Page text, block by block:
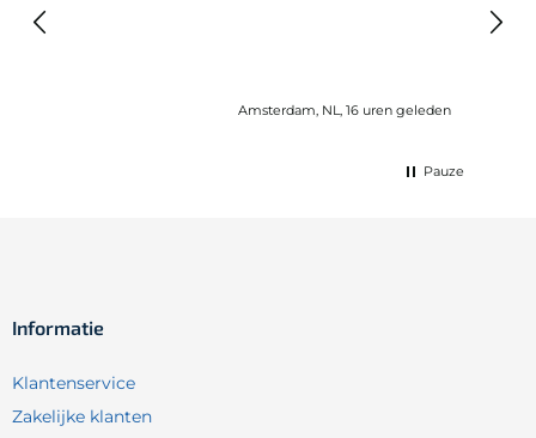
Amsterdam, NL, 16 uren geleden
Pauze
Informatie
Klantenservice
Zakelijke klanten